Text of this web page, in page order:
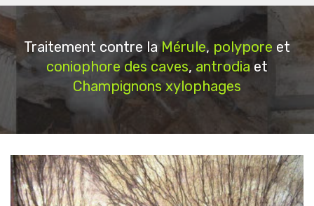
Traitement contre laMérule, polypore et
coniophore des caves, antrodia et
Champignons xylophages